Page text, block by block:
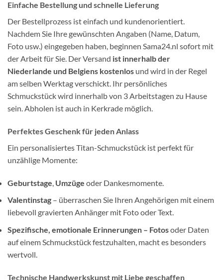
Einfache Bestellung und schnelle Lieferung
Der Bestellprozess ist einfach und kundenorientiert.
Nachdem Sie Ihre gewünschten Angaben (Name, Datum,
Foto usw.) eingegeben haben, beginnen Sama24.nl sofort mit
der Arbeit für Sie. Der Versand ist innerhalb der
Niederlande und Belgiens kostenlos und wird in der Regel
am selben Werktag verschickt. Ihr persönliches
Schmuckstück wird innerhalbvon 3 Arbeitstagen zu Hause
sein. Abholen ist auch in Kerkrade möglich.
Perfektes Geschenk für jeden Anlass
Ein personalisiertes Titan-Schmuckstück ist perfekt für
unzählige Momente:
Geburtstage Umzüge oder Dankesmomente.
Valentinstag – überraschen Sie Ihren Angehörigen mit einem
liebevoll gravierten Anhänger mit Foto oder Text.
Spezifische, emotionale Erinnerungen – Fotosoder Daten
auf einem Schmuckstück festzuhalten, macht es besonders
wertvoll.
Technische Handwerkskunst mit Liebe geschaffen